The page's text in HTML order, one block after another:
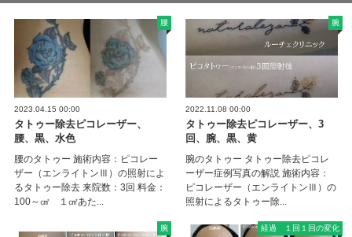
腰
2023.04.15 00:00
タトゥー除去ピコレーザー、
腰、黒、水色
腰のタトゥー 施術内容：ピコレー
ザー（エンライトンⅢ）の照射によ
るタトゥー除去 来院数：3回 料金：
100～㎠ １㎠あた...
腕
2022.11.08 00:00
タトゥー除去ピコレーザー、3
回、腕、黒、黄
腕のタトゥー タトゥー除去ピコレ
ーザー症例写真の解説 施術内容：
ピコレーザー（エンライトンⅢ）の
照射によるタトゥー除...
腕 経過 １回１回の変化